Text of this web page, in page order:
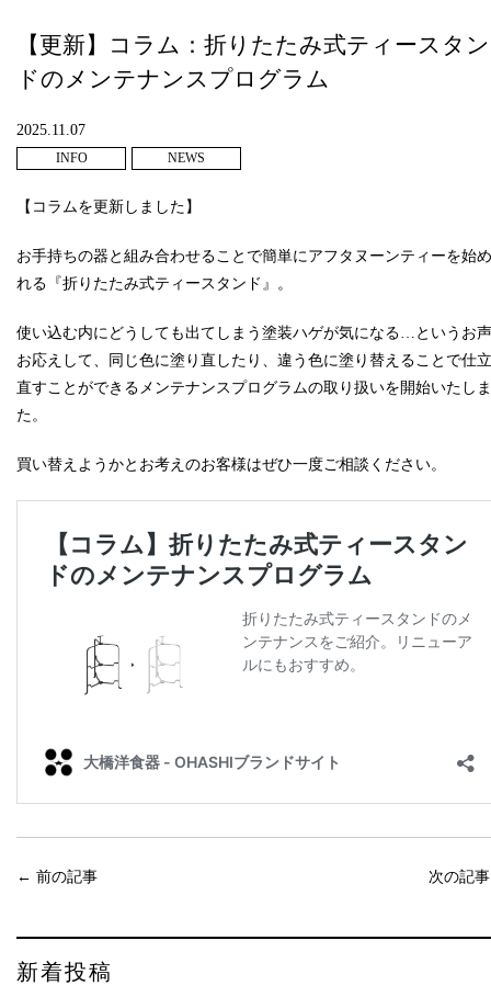
【更新】コラム：折りたたみ式ティースタン
ドのメンテナンスプログラム
2025.11.07
INFO NEWS
【コラムを更新しました】
お手持ちの器と組み合わせることで簡単にアフタヌーンティーを始
れる『折りたたみ式ティースタンド』。
使い込む内にどうしても出てしまう塗装ハゲが気になる…というお
お応えして、同じ色に塗り直したり、違う色に塗り替えることで仕
直すことができるメンテナンスプログラムの取り扱いを開始いたし
た。
買い替えようかとお考えのお客様はぜひ一度ご相談ください。
← 前の記事 次の記
新着投稿